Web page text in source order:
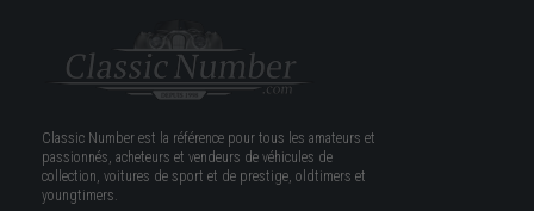
Classic Number est la référence pour tous les amateurs et
passionnés, acheteurs et vendeurs de véhicules de
collection, voitures de sport et de prestige, oldtimers et
youngtimers.